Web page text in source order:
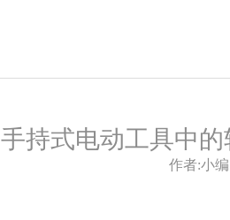
手持式电动工具中
作者:小编